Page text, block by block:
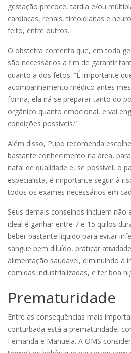
gestação precoce, tardia e/ou
cardíacas, renais, tireoidianas e
feito, entre outros.
O obstetra comenta que, em toda
são necessários a fim de garantir
quanto a dos fetos. “É importante
acompanhamento médico antes
forma, ela irá se preparar tanto do
orgânico quanto emocional, e vai
condições possíveis.”
Além disso, Pupo recomenda
bastante conhecimento na área,
natal de qualidade e, se possível, o
especialista, é importante seguir à
todos os exames necessários em
Seus demais conselhos incluem não
ideal é ganhar entre 7 e 15 quilos
beber bastante líquido para evitar
sangue bem diluído, praticar
alimentação saudável, diminuindo a
comidas industrializadas, e ter boa
Prematuridade
Entre as consequências mais
conturbada está a prematuridade,
Fernanda e Manuela. A OMS